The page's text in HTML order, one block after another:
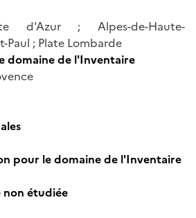
d'Azur ; Alpes-de-Haute-
Paul ; Plate Lombarde
domaine de l'Inventaire
pour le domaine de l'Inventaire
étudiée